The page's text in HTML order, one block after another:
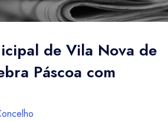
de Vila Nova de
Páscoa com